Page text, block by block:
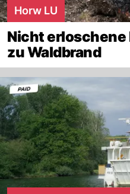
Horw LU
Nicht
zu Waldbrand